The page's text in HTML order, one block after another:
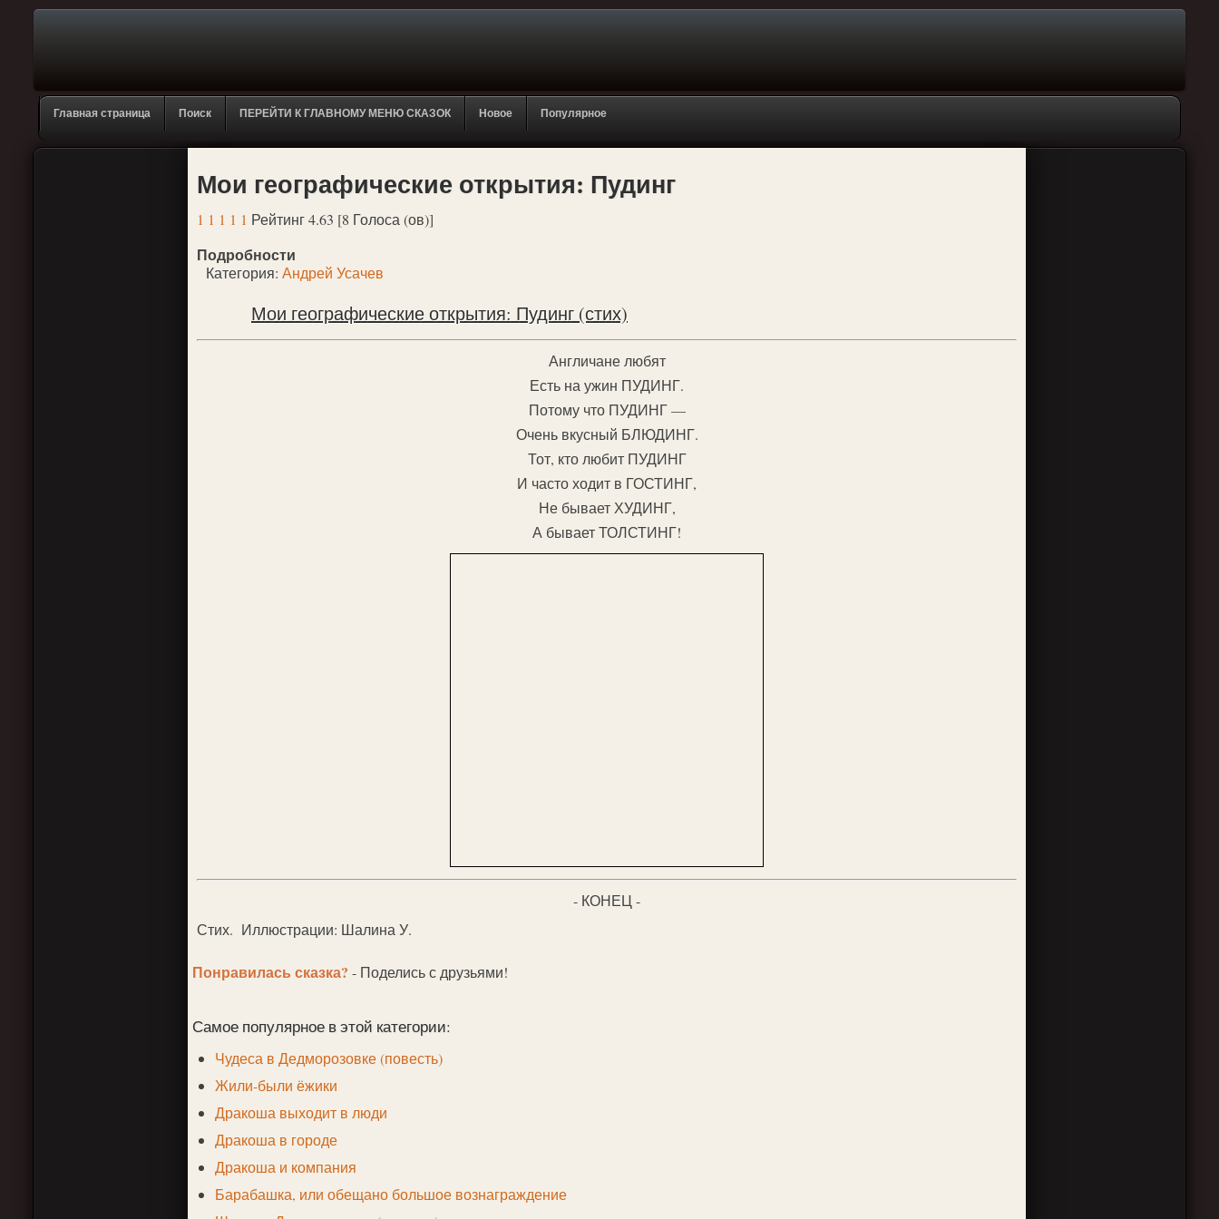
Главная страница Поиск ПЕРЕЙТИ К ГЛАВНОМУ МЕНЮ СКАЗОК Новое Популярное
Мои географические открытия: Пудинг
1 1 1 1 1 Рейтинг 4.63 [8 Голоса (ов)]
Подробности
Категория: Андрей Усачев
Мои географические открытия: Пудинг (стих)
Англичане любят
Есть на ужин ПУДИНГ.
Потому что ПУДИНГ —
Очень вкусный БЛЮДИНГ.
Тот, кто любит ПУДИНГ
И часто ходит в ГОСТИНГ,
Не бывает ХУДИНГ,
А бывает ТОЛСТИНГ!
- КОНЕЦ -
Стих. Иллюстрации: Шалина У.
Понравилась сказка? - Поделись с друзьями!
Самое популярное в этой категории:
Чудеса в Дедморозовке (повесть)
Жили-были ёжики
Дракоша выходит в люди
Дракоша в городе
Дракоша и компания
Барабашка, или обещано большое вознаграждение